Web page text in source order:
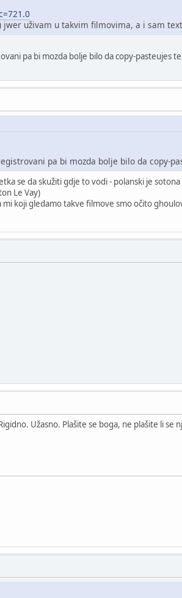
jwer uživam u takvim filmovima, a i sam
pa bi mozda bolje bilo da copy-pasteujes
pa bi mozda bolje bilo da copy-
se da skužiti gdje to vodi - polanski je
Le Vay)
koji gledamo takve filmove smo očito
Užasno. Plašite se boga, ne plašite li